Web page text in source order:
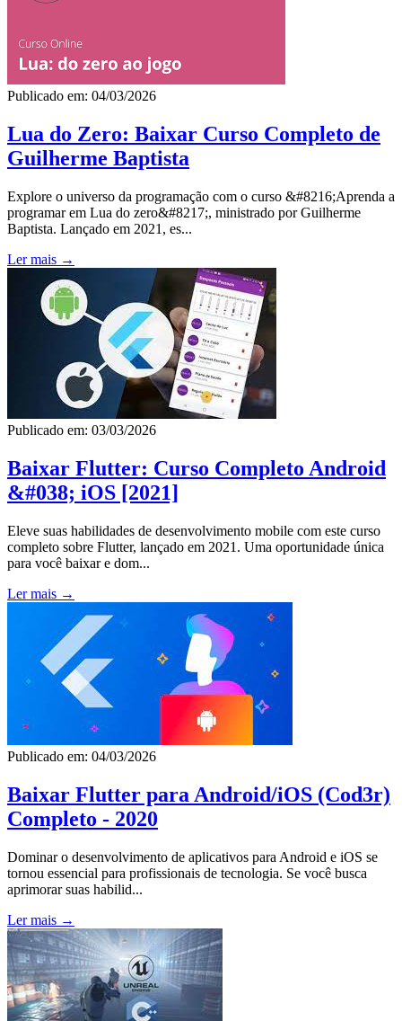
Publicado em: 04/03/2026
Lua do Zero: Baixar Curso Completo de
Guilherme Baptista
Explore o universo da programação com o curso &#8216;Aprenda a
programar em Lua do zero&#8217;, ministrado por Guilherme
Baptista. Lançado em 2021, es...
Ler mais →
Publicado em: 03/03/2026
Baixar Flutter: Curso Completo Android
&#038; iOS [2021]
Eleve suas habilidades de desenvolvimento mobile com este curso
completo sobre Flutter, lançado em 2021. Uma oportunidade única
para você baixar e dom...
Ler mais →
Publicado em: 04/03/2026
Baixar Flutter para Android/iOS (Cod3r)
Completo - 2020
Dominar o desenvolvimento de aplicativos para Android e iOS se
tornou essencial para profissionais de tecnologia. Se você busca
aprimorar suas habilid...
Ler mais →